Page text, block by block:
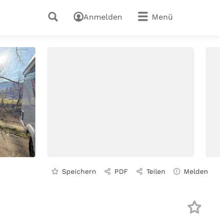
Anmelden Menü
Speichern PDF Teilen Melden